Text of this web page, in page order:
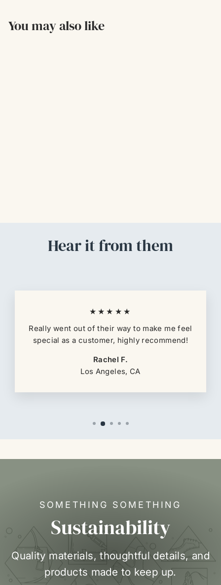
You may also like
Hear it from them
★★★★★
Really went out of their way to make me feel
special as a customer, highly recommend!
Rachel F.
Los Angeles, CA
SOMETHING SOMETHING
Sustainability
Quality materials, thoughtful details, and
products made to keep up.